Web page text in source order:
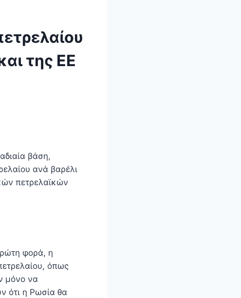
της ΕΕ
βάση,
ανά βαρέλι
πετρελαϊκών
φορά, η
όπως
μόνο να
ότι η Ρωσία θα